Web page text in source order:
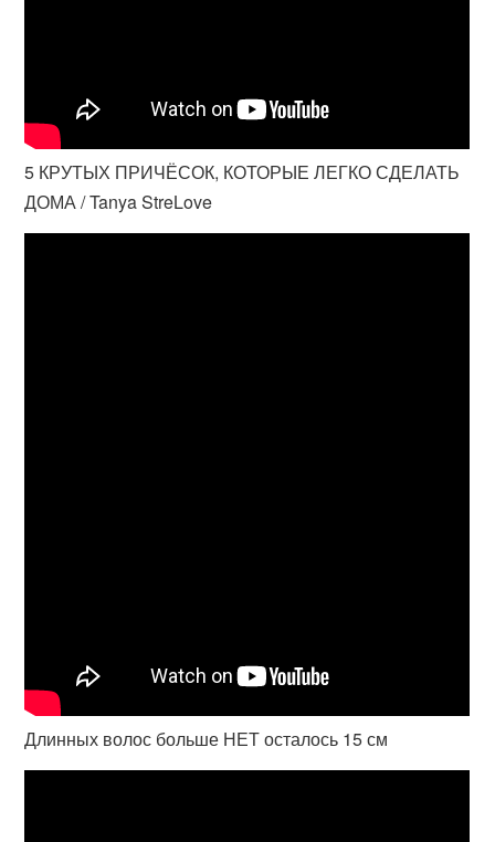
5 КРУТЫХ ПРИЧЁСОК, КОТОРЫЕ ЛЕГКО СДЕЛАТЬ
ДОМА / Tanya StreLove
Длинных волос больше НЕТ осталось 15 см